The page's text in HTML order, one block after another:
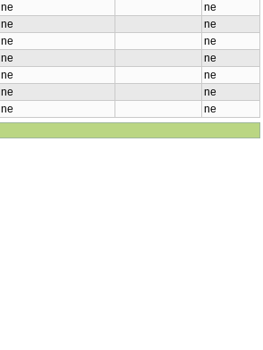
ne
ne
ne
ne
ne
ne
ne
ne
ne
ne
ne
ne
ne
ne